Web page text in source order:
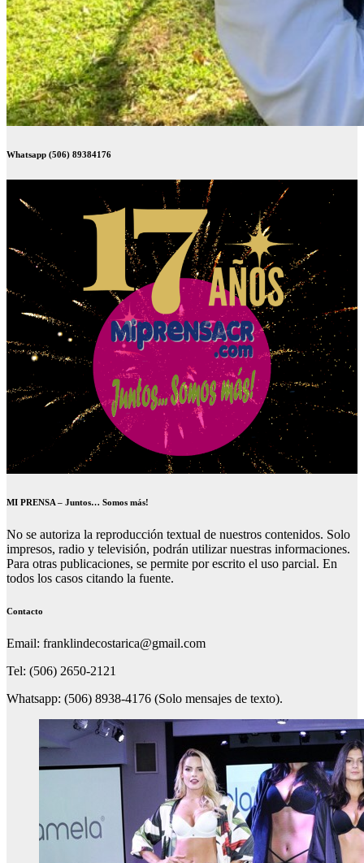
Whatsapp (506) 89384176
MI PRENSA – Juntos… Somos más!
No se autoriza la reproducción textual de nuestros contenidos. Solo
impresos, radio y televisión, podrán utilizar nuestras informaciones.
Para otras publicaciones, se permite por escrito el uso parcial. En
todos los casos citando la fuente.
Contacto
Email: franklindecostarica@gmail.com
Tel: (506) 2650-2121
Whatsapp: (506) 8938-4176 (Solo mensajes de texto).